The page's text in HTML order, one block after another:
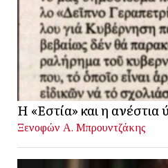
Η «Εστία» και η ανέστια
Ξενοφών Α. Μπρουντζάκης